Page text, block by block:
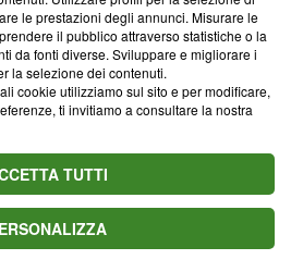
Via Carlo Frasca, 3 - 6900
0690258937
le prestazioni degli annunci. Misurare le
il pubblico attraverso statistiche o la
da fonti diverse. Sviluppare e migliorare i
la selezione dei contenuti.
cookie utilizziamo sul sito e per modificare,
ti invitiamo a consultare la nostra
TUTTI